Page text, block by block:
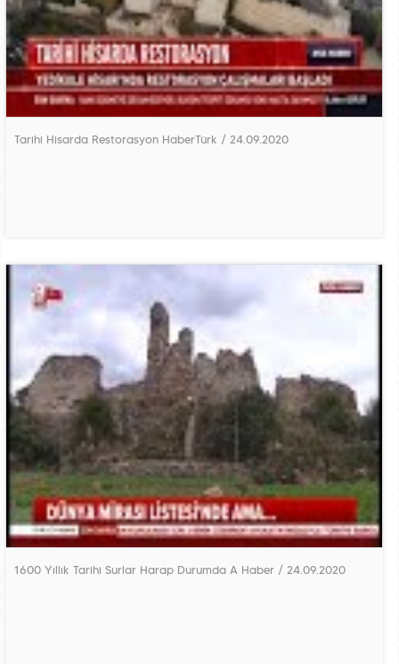
Tarihi Hisarda Restorasyon HaberTürk / 24.09.2020
1600 Yıllık Tarihi Surlar Harap Durumda A Haber / 24.09.2020